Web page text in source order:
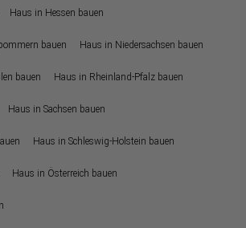
Haus in Hessen bauen
bauen Haus in Niedersachsen bauen
bauen Haus in Rheinland-Pfalz bauen
Haus in Sachsen bauen
Haus in Schleswig-Holstein bauen
Haus in Österreich bauen